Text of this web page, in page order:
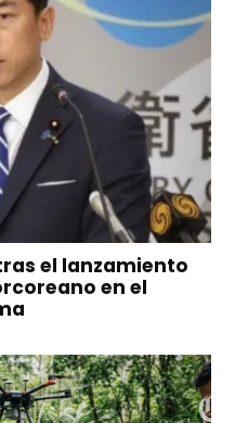
el lanzamiento
en el